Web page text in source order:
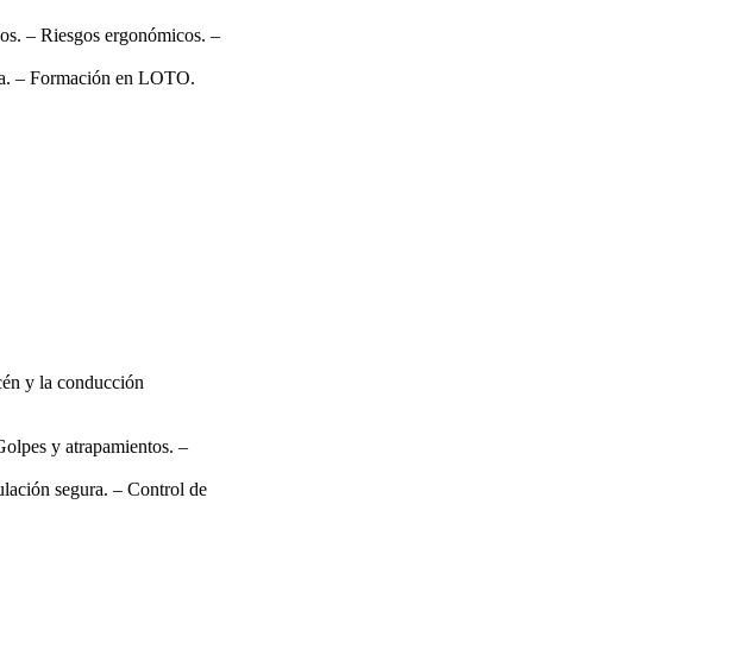
– Riesgos ergonómicos. –
– Formación en LOTO.
y la conducción
y atrapamientos. –
segura. – Control de